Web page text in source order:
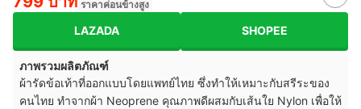
ราคาค่อนข้างสูง
LAZADA SHOPEE
ภาพรวมผลิตภัณฑ์
ผ้ารัดข้อเท้าที่ออกแบบโดยแพทย์ไทย ซึ่งทำให้เหมาะกับสรีระของ
คนไทย ทำจากผ้า Neoprene คุณภาพดีผสมกับเส้นใย Nylon เพื่อให้